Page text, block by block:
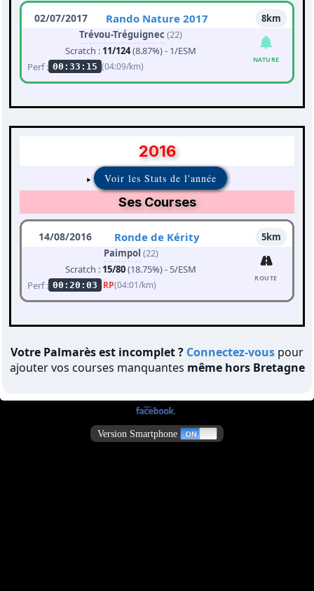
02/07/2017 Rando Nature 2017
8km
Trévou-Tréguignec (22)
Scratch : 11/124(8.87%) - 1/ESM
Perf : 00:33:15 (04:09/km)
NATURE
2016
Voir les Stats de l'année
Ses Courses
14/08/2016 Ronde de Kérity
5km
Paimpol (22)
Scratch : 15/80(18.75%) - 5/ESM
Perf : 00:20:03 RP(04:01/km)
ROUTE
Votre Palmarès est incomplet ? Connectez-vous pour
ajouter vos courses manquantes même hors Bretagne
Version Smartphone